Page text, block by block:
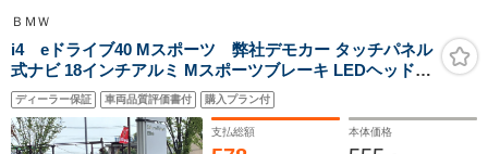
ＢＭＷ
i4 eドライブ40 Mスポーツ 弊社デモカー タッチパネル
式ナビ 18インチアルミ Mスポーツブレーキ LEDヘッドラ
ディーラー保証 車両品質評価書付 購入プラン付
支払総額 本体価格